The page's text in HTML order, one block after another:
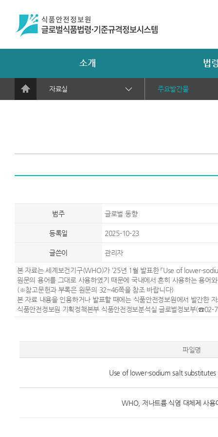
소개 법
자료실 주요발간물
범주 글로벌 동향
등록일 2025-10-23
글쓴이 관리자
본 자료는 세계보건기구(WHO)가 ‘25년 1월 발표한 「Use of lower-
원문의 용어를 그대로 사용하였기 때문에 국내에서 흔히 사용하는 용어
(※참고문헌과 부록은 원문의 32~46쪽을 참조 바랍니다)
본 자료 내용을 인용하거나 발표할 때에는 식품안전정보원에서 발간한
식품안전정보원 기획정책본부 식품안전정보분석실 글로벌정보부(☎02-
파일명
Use of lower-sodium salt
WHO, 저나트륨 식염 대체제 사